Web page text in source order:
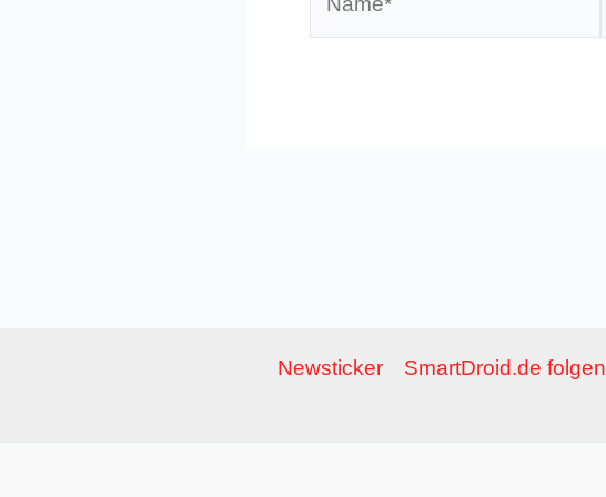
Newsticker SmartDroid.de folgen